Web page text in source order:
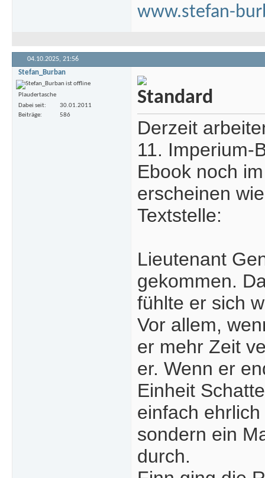
www.stefan-
04.10.2025, 21:56
Stefan_Burban
Plaudertasche
Dabei seit
30.01.2011
Beiträge
586
Derzeit
11. Imperium-
Ebook noch
erscheinen
Textstelle:
Lieutenant
gekommen.
fühlte er sich
Vor allem,
er mehr Zeit
er. Wenn er
Einheit
einfach
sondern ein
durch.